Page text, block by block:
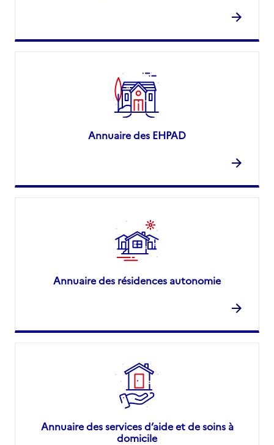
Annuaire des EHPAD
Annuaire des résidences autonomie
Annuaire des services d’aide et de soins à
domicile